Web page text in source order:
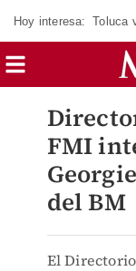
Hoy interesa: Toluca
FMI
del BM
El